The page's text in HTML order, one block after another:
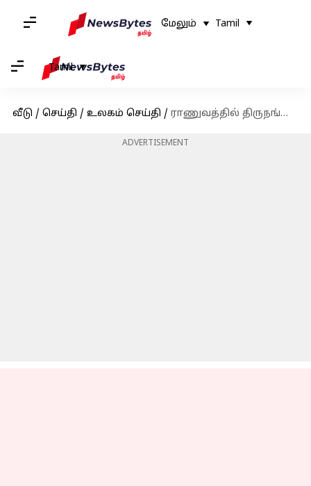
மேலும் Tamil
Tamil
வீடு / செய்தி / உலகம் செய்தி / ராணுவத்தில் திருநங்கைகளை சேர்ப்பதற்கான தடை உத்தரவை அமல்படுத்தியது அமெரிக்க ராணுவம்
ADVERTISEMENT